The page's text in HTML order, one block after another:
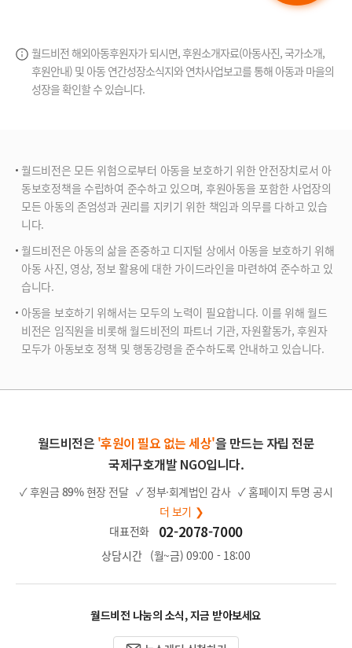
월드비전 해외아동후원자가 되시면, 후원소개자료(아동사진, 국가소개,
후원안내) 및 아동 연간성장소식지와연차사업보고를 통해 아동과 마을의
성장을 확인할 수 있습니다.
월드비전은 모든 위험으로부터 아동을 보호하기 위한 안전장치로서 아
동보호정책을 수립하여 준수하고 있으며, 후원아동을 포함한 사업장의
모든 아동의 존엄성과 권리를 지키기 위한 책임과 의무를 다하고 있습
니다.
월드비전은 아동의 삶을 존중하고 디지털 상에서 아동을 보호하기 위해
아동 사진, 영상, 정보 활용에 대한 가이드라인을 마련하여 준수하고 있
습니다.
아동을 보호하기 위해서는 모두의 노력이 필요합니다. 이를 위해 월드
비전은 임직원을 비롯해 월드비전의 파트너 기관, 자원활동가, 후원자
모두가 아동보호 정책 및 행동강령을 준수하도록 안내하고 있습니다.
월드비전은 '후원이 필요 없는 세상'을 만드는 자립 전문
국제구호개발 NGO입니다.
✓ 후원금 89%현장 전달 ✓ 정부·회계법인 감사 ✓ 홈페이지 투명 공시
더 보기 ❯
대표전화
02-2078-7000
상담시간 (월~금) 09:00 - 18:00
월드비전 나눔의 소식, 지금 받아보세요